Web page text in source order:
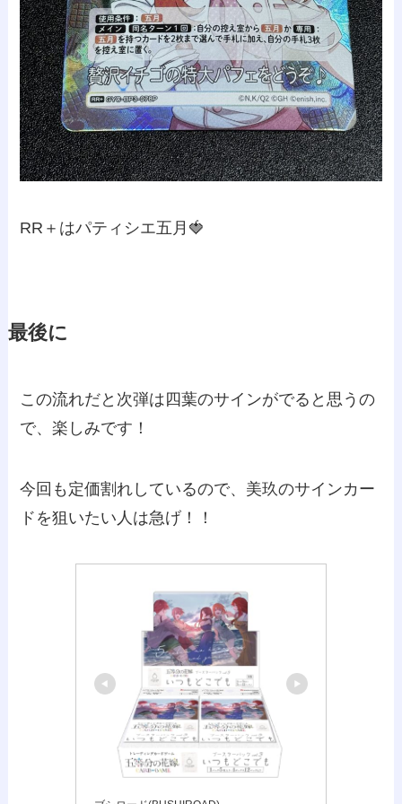
RR＋はパティシエ五月🍓
最後に
この流れだと次弾は四葉のサインがでると思うの
で、楽しみです！
今回も定価割れしているので、美玖のサインカー
ドを狙いたい人は急げ！！